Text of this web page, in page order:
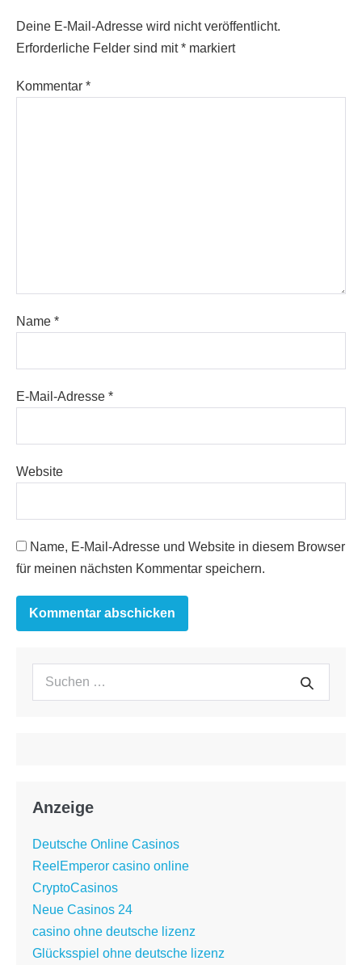
Deine E-Mail-Adresse wird nicht veröffentlicht.
Erforderliche Felder sind mit* markiert
Kommentar *
Name *
E-Mail-Adresse *
Website
Name, E-Mail-Adresse und Website in diesem Browser
für meinen nächsten Kommentar speichern.
Suchen
Suche
Anzeige
Deutsche Online Casinos
ReelEmperor casino online
CryptoCasinos
Neue Casinos 24
casino ohne deutsche lizenz
Glücksspiel ohne deutsche lizenz